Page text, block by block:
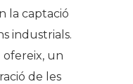
la captació
industrials.
un
de les